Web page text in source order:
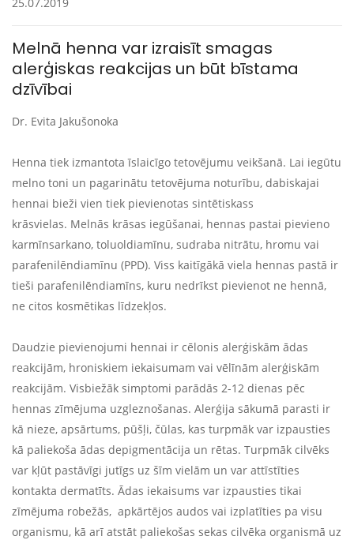
Melnā henna var izraisīt smagas
alerģiskas reakcijas un būt bīstama
dzīvībai
Dr. Evita Jakušonoka
Henna tiek izmantota īslaicīgo tetovējumu veikšanā. Lai iegūtu
melno toni un pagarinātu tetovējuma noturību, dabiskajai
hennai bieži vien tiek pievienotas sintētiskass
krāsvielas. Melnās krāsas iegūšanai, hennas pastai pievieno
karmīnsarkano, toluoldiamīnu, sudraba nitrātu, hromu vai
parafenilēndiamīnu (PPD). Viss kaitīgākā viela hennas pastā ir
tieši parafenilēndiamīns, kuru nedrīkst pievienot ne hennā,
ne citos kosmētikas līdzekļos.
Daudzie pievienojumi hennai ir cēlonis alerģiskām ādas
reakcijām, hroniskiem iekaisumam vai vēlīnām alerģiskām
reakcijām. Visbiežāk simptomi parādās 2-12 dienas pēc
hennas zīmējuma uzgleznošanas. Alerģija sākumā parasti ir
kā nieze, apsārtums, pūšļi, čūlas, kas turpmāk var izpausties
kā paliekoša ādas depigmentācija un rētas. Turpmāk cilvēks
var kļūt pastāvīgi jutīgs uz šīm vielām un var attīstīties
kontakta dermatīts. Ādas iekaisums var izpausties tikai
zīmējuma robežās, apkārtējos audos vai izplatīties pa visu
organismu, kā arī atstāt paliekošas sekas cilvēka organismā uz